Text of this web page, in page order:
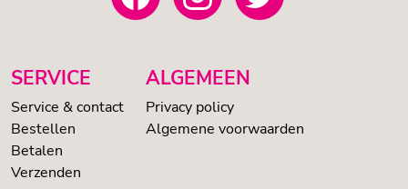
SERVICE
Service & contact
Bestellen
Betalen
Verzenden
ALGEMEEN
Privacy policy
Algemene voorwaarden